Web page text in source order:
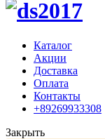
Каталог
Акции
Доставка
Оплата
Контакты
+89269933308
Закрыть